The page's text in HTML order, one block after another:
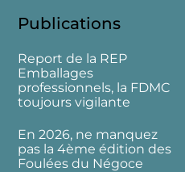
Publications
Report de la REP
Emballages
professionnels, la FDMC
toujours vigilante
En 2026, ne manquez
pas la 4ème édition des
Foulées du Négoce